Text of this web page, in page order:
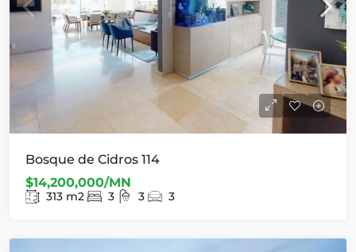
Bosque de Cidros 114
$14,200,000/MN
313 m2 3 3 3